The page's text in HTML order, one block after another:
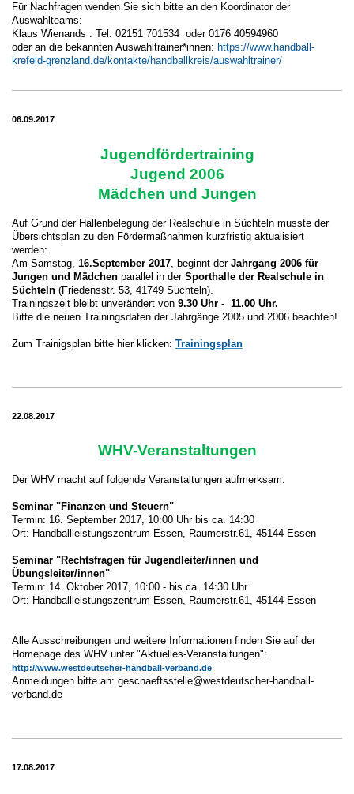
Für Nachfragen wenden Sie sich bitte an den Koordinator der
Auswahlteams:
Klaus Wienands : Tel. 02151 701534 oder 0176 40594960
oder an die bekannten Auswahltrainer*innen: https://www.handball-
krefeld-grenzland.de/kontakte/handballkreis/auswahltrainer/
06.09.2017
Jugendfördertraining
Jugend 2006
Mädchen und Jungen
Auf Grund der Hallenbelegung der Realschule in Süchteln musste der
Übersichtsplan zu den Fördermaßnahmen kurzfristig aktualisiert
werden:
Am Samstag, 16.September 2017 , beginnt der Jahrgang 2006 für
Jungen und Mädchen parallel in der Sporthalle der Realschule in
Süchteln (Friedensstr. 53, 41749 Süchteln).
Trainingszeit bleibt unverändert von 9.30 Uhr - 11.00 Uhr.
Bitte die neuen Trainingsdaten der Jahrgänge 2005 und 2006 beachten!
Zum Trainigsplan bitte hier klicken: Trainingsplan
22.08.2017
WHV-Veranstaltungen
Der WHV macht auf folgende Veranstaltungen aufmerksam:
Seminar "Finanzen und Steuern"
Termin: 16. September 2017, 10:00 Uhr bis ca. 14:30
Ort: Handballleistungszentrum Essen, Raumerstr.61, 45144 Essen
Seminar "Rechtsfragen für Jugendleiter/innen und
Übungsleiter/innen"
Termin: 14. Oktober 2017, 10:00 - bis ca. 14:30 Uhr
Ort: Handballleistungszentrum Essen, Raumerstr.61, 45144 Essen
Alle Ausschreibungen und weitere Informationen finden Sie auf der
Homepage des WHV unter "Aktuelles-Veranstaltungen":
http://www.westdeutscher-handball-verband.de
Anmeldungen bitte an: geschaeftsstelle@westdeutscher-handball-
verband.de
17.08.2017